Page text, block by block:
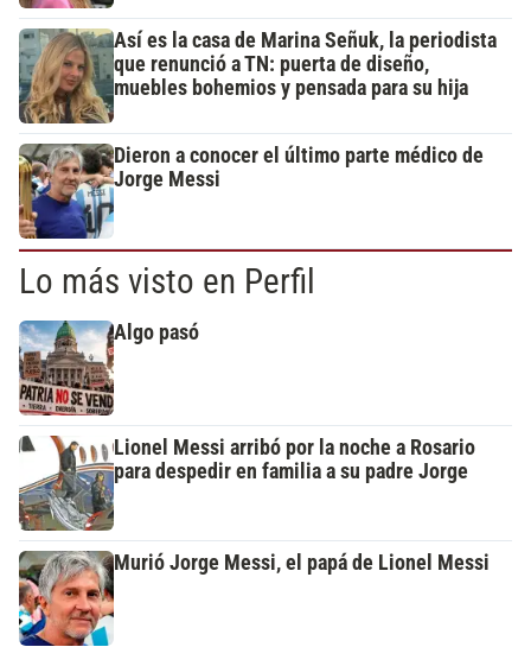
Así es la casa de Marina Señuk, la periodista
que renunció a TN: puerta de diseño,
muebles bohemios y pensada para su hija
Dieron a conocer el último parte médico de
Jorge Messi
Lo más visto en Perfil
Algo pasó
Lionel Messi arribó por la noche a Rosario
para despedir en familia a su padre Jorge
Murió Jorge Messi, el papá de Lionel Messi